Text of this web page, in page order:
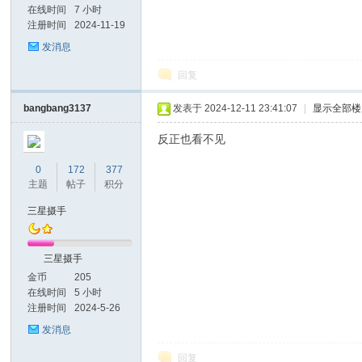
在线时间
7 小时
注册时间
2024-11-19
发消息
回复
bangbang3137
0
主题
172
帖子
377
积分
三星摄手
三星摄手
金币
205
在线时间
5 小时
注册时间
2024-5-26
发消息
发表于 2024-12-11 23:41:07 显示全部
反正也看不见
回复